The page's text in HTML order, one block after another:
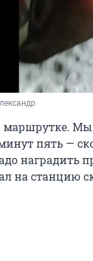
маршрутке.
пять —
наградить
на станцию